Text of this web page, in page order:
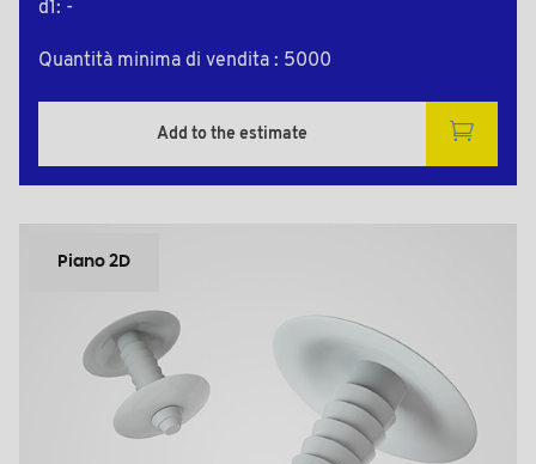
d1: -
Quantità minima di vendita : 5000
Add to the estimate
Piano 2D